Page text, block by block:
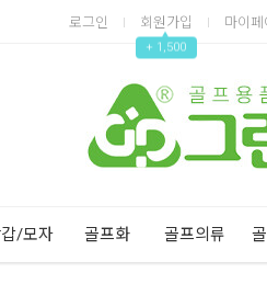
로그인 회원가입
▲
+ 1,500
마이페
/모자 골프화 골프의류